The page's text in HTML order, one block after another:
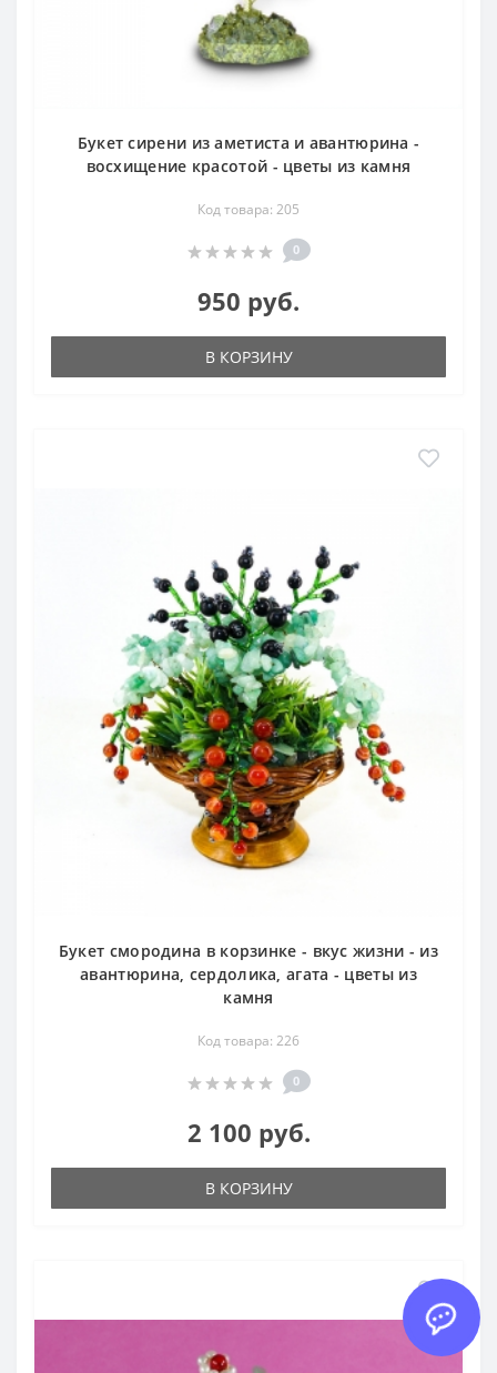
Букет сирени из аметиста и авантюрина -
восхищение красотой - цветы из камня
Код товара: 205
0
950 руб.
В КОРЗИНУ
Букет смородина в корзинке - вкус жизни - из
авантюрина, сердолика, агата - цветы из
камня
Код товара: 226
0
2 100 руб.
В КОРЗИНУ